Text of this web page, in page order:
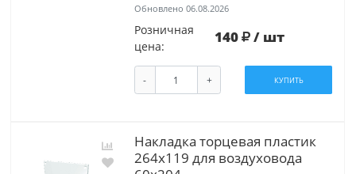
Обновлено 06.08.2026
Розничная
цена:
140 / шт
- + КУПИТЬ
Накладка торцевая пластик
264х119 для воздуховода